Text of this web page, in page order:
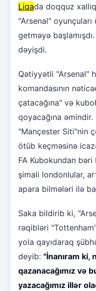
Liqada doqquz
"Arsenal"
getməyə
dəyişdi.
Qətiyyətli "Arsenal"
komandasının
çatacağına" və
qoyacağına
"Mançester Siti"nin
ötüb keçməsinə
FA Kubokundan
şimali londonlular,
apara bilmələri ilə
Saka bildirib ki,
rəqibləri
yola qayıdaraq
deyib: "İnanıram ki,
qazanacağımız və
yazacağımız illər